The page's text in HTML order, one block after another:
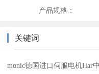
产品规格：
关键词
monic德国进口伺服电机Har